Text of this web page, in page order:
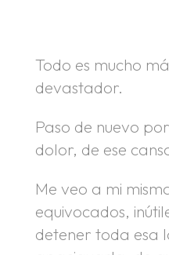
Todo es mucho
devastador.
Paso de nuevo
dolor, de ese
Me veo a mi
equivocados,
detener toda esa